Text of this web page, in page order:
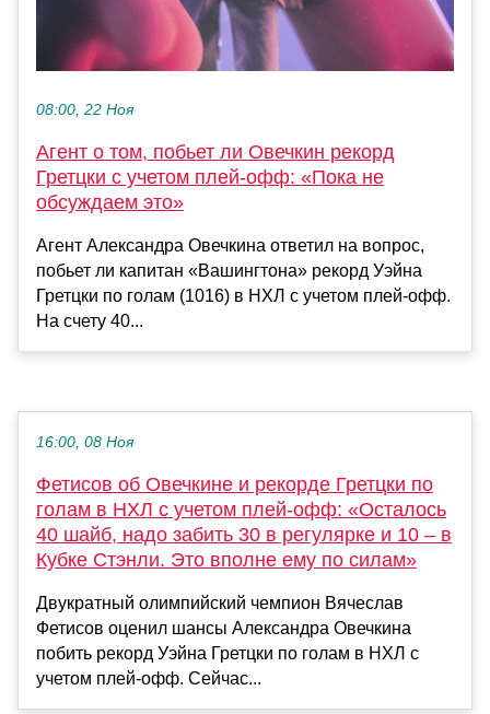
08:00, 22 Ноя
Агент о том, побьет ли Овечкин рекорд
Гретцки с учетом плей-офф: «Пока не
обсуждаем это»
Агент Александра Овечкина ответил на вопрос,
побьет ли капитан «Вашингтона» рекорд Уэйна
Гретцки по голам (1016) в НХЛ с учетом плей-офф.
На счету 40...
16:00, 08 Ноя
Фетисов об Овечкине и рекорде Гретцки по
голам в НХЛ с учетом плей-офф: «Осталось
40 шайб, надо забить 30 в регулярке и 10 – в
Кубке Стэнли. Это вполне ему по силам»
Двукратный олимпийский чемпион Вячеслав
Фетисов оценил шансы Александра Овечкина
побить рекорд Уэйна Гретцки по голам в НХЛ с
учетом плей-офф. Сейчас...